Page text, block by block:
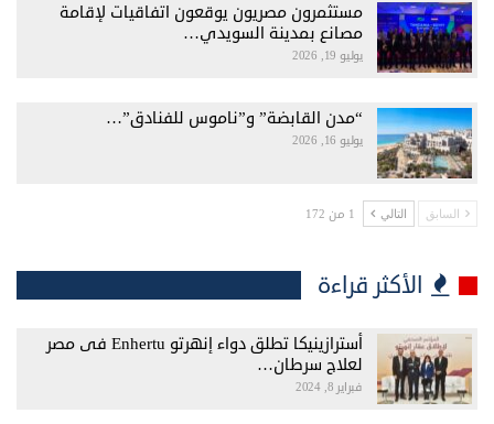
مستثمرون مصريون يوقعون اتفاقيات لإقامة
مصانع بمدينة السويدي…
يوليو 19, 2026
“مدن القابضة” و”ناموس للفنادق”…
يوليو 16, 2026
السابق التالي 1 من 172
الأكثر قراءة
أسترازينيكا تطلق دواء إنهرتو Enhertu فى مصر
لعلاج سرطان…
فبراير 8, 2024